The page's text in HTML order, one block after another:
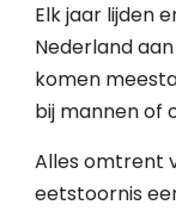
Elk jaar lijden
Nederland
komen
bij mannen of
Alles omtrent
eetstoornis